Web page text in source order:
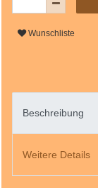
Wunschliste
Beschreibung
Weitere Details